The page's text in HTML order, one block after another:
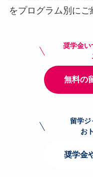
をプログラム別にご
奨学金い
無料の
留学ジ
お
奨学金